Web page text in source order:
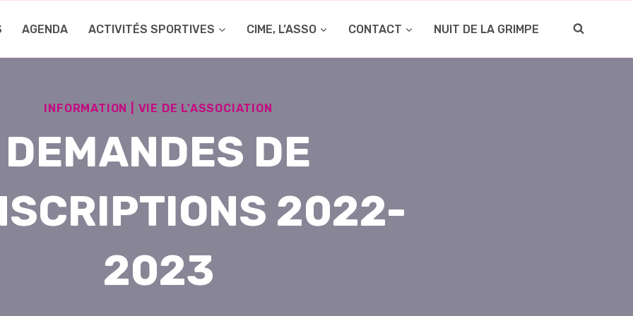
AGENDA ACTIVITÉS SPORTIVES CIME, L’ASSO CONTACT NUIT DE LA GRIMPE
INFORMATION VIE DE L'ASSOCIATION
DEMANDES DE
2022-
2023